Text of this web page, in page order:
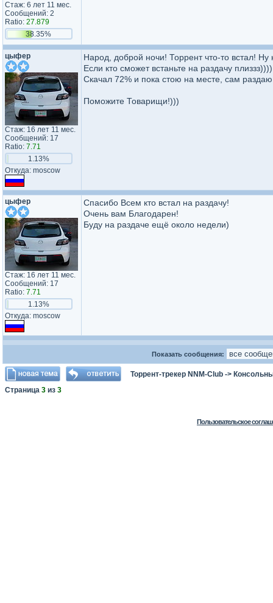
Стаж: 6 лет 11 мес.
Сообщений: 2
Ratio: 27.879
38.35%
цыфер
Стаж: 16 лет 11 мес.
Сообщений: 17
Ratio: 7.71
1.13%
Откуда: moscow
Народ, доброй ночи! Торрент что-то встал! Ну
Если кто сможет встаньте на раздачу плиззз))))
Скачал 72% и пока стою на месте, сам
Поможите Товарищи!)))
цыфер
Стаж: 16 лет 11 мес.
Сообщений: 17
Ratio: 7.71
1.13%
Откуда: moscow
Спасибо Всем кто встал на раздачу!
Очень вам Благодарен!
Буду на раздаче ещё около недели)
Показать сообщения:
Торрент-трекер NNM-Club ->
Страница 3 из 3
Пользовательское